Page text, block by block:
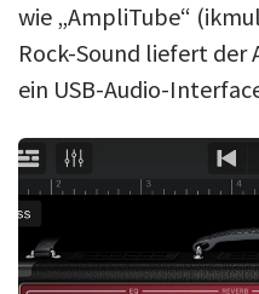
wie „AmpliTube“
Rock-Sound liefert der
ein USB-Audio-